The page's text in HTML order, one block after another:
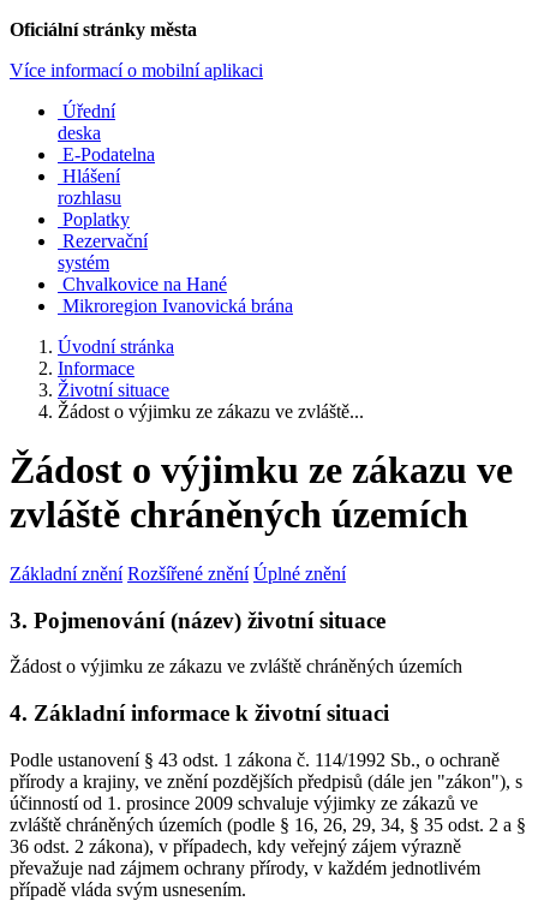
Oficiální stránky města
Více informací o mobilní aplikaci
Úřední
deska
E-Podatelna
Hlášení
rozhlasu
Poplatky
Rezervační
systém
Chvalkovice na Hané
Mikroregion Ivanovická brána
Úvodní stránka
Informace
Životní situace
Žádost o výjimku ze zákazu ve zvláště...
Žádost o výjimku ze zákazu ve
zvláště chráněných územích
Základní znění Rozšířené znění Úplné znění
3. Pojmenování (název) životní situace
Žádost o výjimku ze zákazu ve zvláště chráněných územích
4. Základní informace k životní situaci
Podle ustanovení § 43 odst. 1 zákona č. 114/1992 Sb., o ochraně
přírody a krajiny, ve znění pozdějších předpisů (dále jen "zákon"), s
účinností od 1. prosince 2009 schvaluje výjimky ze zákazů ve
zvláště chráněných územích (podle § 16, 26, 29, 34, § 35 odst. 2 a §
36 odst. 2 zákona), v případech, kdy veřejný zájem výrazně
převažuje nad zájmem ochrany přírody, v každém jednotlivém
případě vláda svým usnesením.